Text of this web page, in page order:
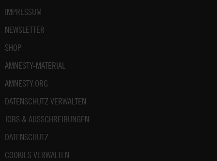
IMPRESSUM
NEWSLETTER
SHOP
AMNESTY-MATERIAL
AMNESTY.ORG
DATENSCHUTZ VERWALTEN
JOBS & AUSSCHREIBUNGEN
DATENSCHUTZ
COOKIES VERWALTEN